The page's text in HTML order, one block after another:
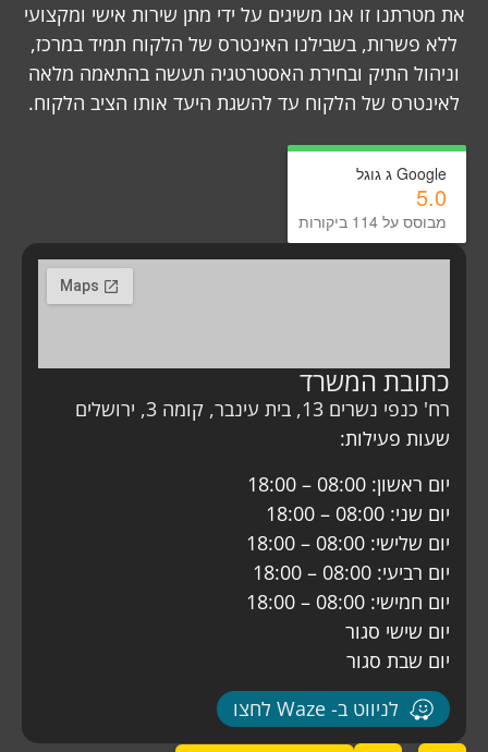
את מטרתנו זו אנו משיגים על ידי מתן שירות אישי ומקצועי
ללא פשרות, בשבילנו האינטרס של הלקוח תמיד במרכז,
וניהול התיק ובחירת האסטרטגיה תעשה בהתאמה מלאה
לאינטרס של הלקוח עד להשגת היעד אותו הציב הלקוח.
Google ג גוגל
5.0
מבוסס על 114 ביקורות
כתובת המשרד
רח' כנפי נשרים 13, בית עינבר, קומה 3, ירושלים
שעות פעילות:
יום ראשון: 08:00 – 18:00
יום שני: 08:00 – 18:00
יום שלישי: 08:00 – 18:00
יום רביעי: 08:00 – 18:00
יום חמישי: 08:00 – 18:00
יום שישי סגור
יום שבת סגור
לניווט ב- Waze לחצו